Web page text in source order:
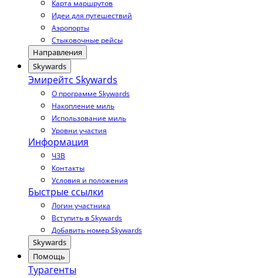
Карта маршрутов
Идеи для путешествий
Аэропорты
Стыковочные рейсы
Направления
Skywards
Эмирейтс Skywards
О программе Skywards
Накопление миль
Использование миль
Уровни участия
Информация
ЧЗВ
Контакты
Условия и положения
Быстрые ссылки
Логин участника
Вступить в Skywards
Добавить номер Skywards
Skywards
Помощь
Турагенты